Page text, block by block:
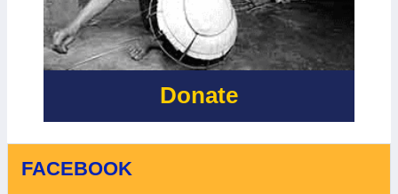
SỰ HỖ TRỢ
QUÝ BÁU
CỦA IRISH
AID
BIẾN ĐỔI KHÍ
HẬU
Donate
FACEBOOK